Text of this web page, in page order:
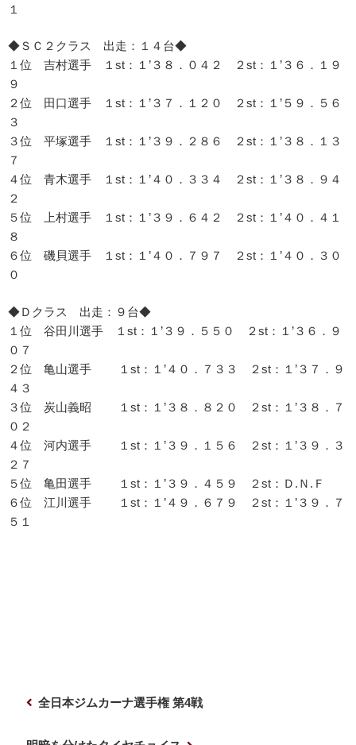
１
◆ＳＣ２クラス 出走：１４台◆
１位 吉村選手 １st：１’３８．０４２ ２st：１’３６．１９
９
２位 田口選手 １st：１’３７．１２０ ２st：１’５９．５６
３
３位 平塚選手 １st：１’３９．２８６ ２st：１’３８．１３
７
４位 青木選手 １st：１’４０．３３４ ２st：１’３８．９４
２
５位 上村選手 １st：１’３９．６４２ ２st：１’４０．４１
８
６位 磯貝選手 １st：１’４０．７９７ ２st：１’４０．３０
０
◆Ｄクラス 出走：９台◆
１位 谷田川選手 １st：１’３９．５５０ ２st：１’３６．９
０７
２位 亀山選手 １st：１’４０．７３３ ２st：１’３７．９
４３
３位 炭山義昭 １st：１’３８．８２０ ２st：１’３８．７
０２
４位 河内選手 １st：１’３９．１５６ ２st：１’３９．３
２７
５位 亀田選手 １st：１’３９．４５９ ２st：Ｄ.Ｎ.Ｆ
６位 江川選手 １st：１’４９．６７９ ２st：１’３９．７
５１
全日本ジムカーナ選手権 第4戦